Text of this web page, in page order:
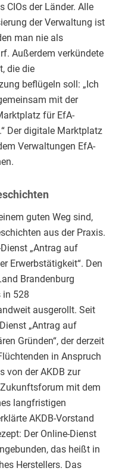
CIOs der Länder. Alle
der Verwaltung ist
man nie als
Außerdem verkündete
die die
beflügeln soll: „Ich
mit der
für EfA-
Der digitale Marktplatz
Verwaltungen EfA-
guten Weg sind,
aus der Praxis.
„Antrag auf
Erwerbstätigkeit“. Den
Brandenburg
in 528
ausgerollt. Seit
„Antrag auf
Gründen“, der derzeit
in Anspruch
von der AKDB zur
mit dem
langfristigen
AKDB-Vorstand
Der Online-Dienst
das heißt in
Herstellers. Das